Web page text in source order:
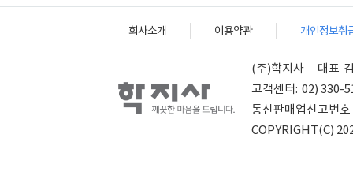
회사소개 이용약관 개인정보취
(주)학지사 대표
고객센터: 02) 330-
통신판매업신고번호
COPYRIGHT(C)